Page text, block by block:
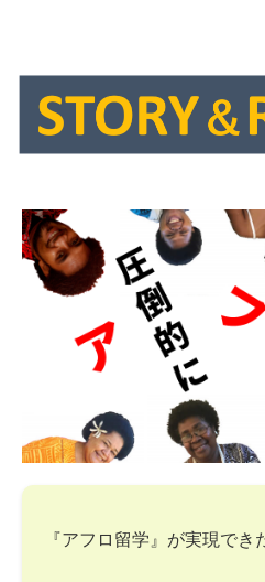
『アフロ留学』が実現でき